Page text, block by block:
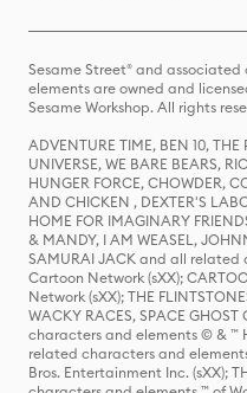
Sesame Street® and
elements are owned and
Sesame Workshop. All rights
ADVENTURE TIME, BEN 10, THE
UNIVERSE, WE BARE BEARS,
HUNGER FORCE, CHOWDER,
AND CHICKEN , DEXTER'S
HOME FOR IMAGINARY
& MANDY, I AM WEASEL,
SAMURAI JACK and all
Cartoon Network (sXX);
Network (sXX); THE
WACKY RACES, SPACE
characters and elements © & ™
related characters and
Bros. Entertainment Inc. (sXX);